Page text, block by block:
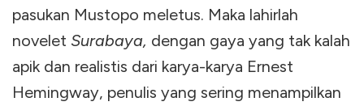
pasukan Mustopo meletus. Maka lahirlah
novelet Surabaya, dengan gaya yang tak kalah
apik dan realistis dari karya-karya Ernest
Hemingway, penulis yang sering menampilkan